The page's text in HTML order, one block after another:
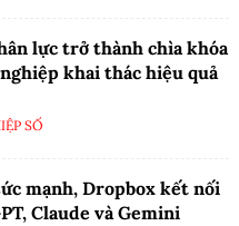
lực trở thành chìa khóa
khai thác hiệu quả
SỐ
mạnh, Dropbox kết nối
Claude và Gemini